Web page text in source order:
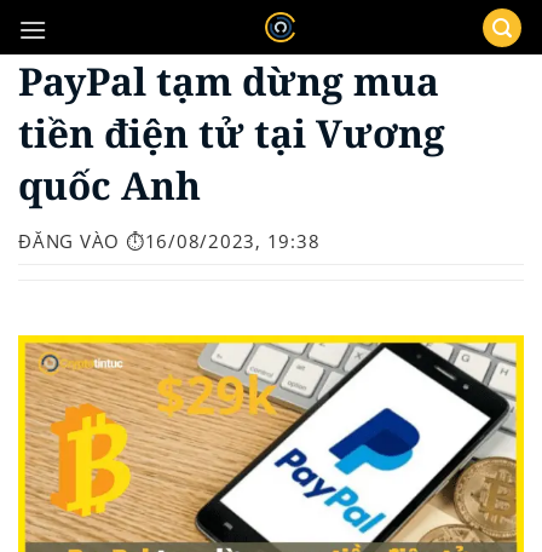
qua
nội
PayPal tạm dừng mua
tiền điện tử tại Vương
quốc Anh
ĐĂNG VÀO ⏱️16/08/2023, 19:38